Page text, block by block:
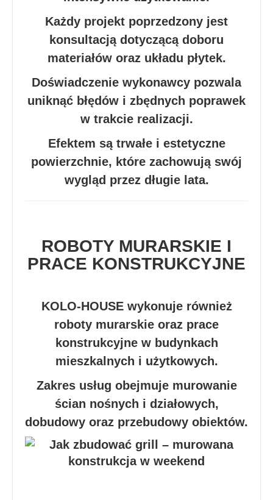
Każdy projekt poprzedzony jest
konsultacją dotyczącą doboru
materiałów oraz układu płytek.
Doświadczenie wykonawcy pozwala
uniknąć błędów i zbędnych poprawek
w trakcie realizacji.
Efektem są trwałe i estetyczne
powierzchnie, które zachowują swój
wygląd przez długie lata.
ROBOTY MURARSKIE I
PRACE KONSTRUKCYJNE
KOLO-HOUSE wykonuje również
roboty murarskie oraz prace
konstrukcyjne w budynkach
mieszkalnych i użytkowych.
Zakres usług obejmuje murowanie
ścian nośnych i działowych,
dobudowy oraz przebudowy obiektów.